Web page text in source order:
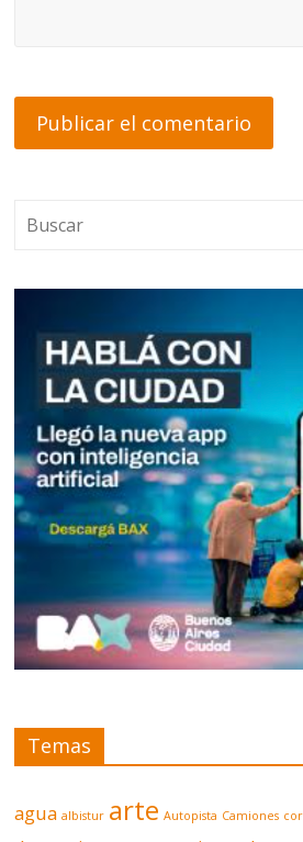
Temas
agua albistur arte Autopista Camiones